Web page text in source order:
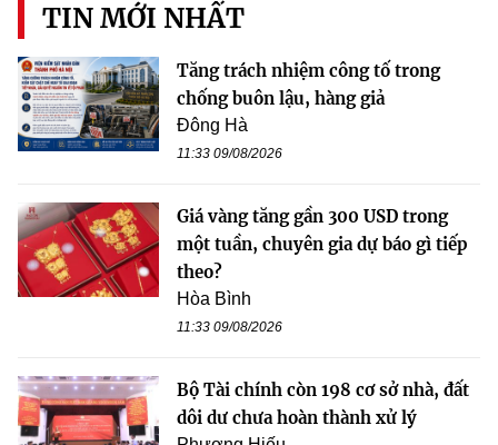
TIN MỚI NHẤT
Tăng trách nhiệm công tố trong
chống buôn lậu, hàng giả
Đông Hà
11:33 09/08/2026
Giá vàng tăng gần 300 USD trong
một tuần, chuyên gia dự báo gì tiếp
theo?
Hòa Bình
11:33 09/08/2026
Bộ Tài chính còn 198 cơ sở nhà, đất
dôi dư chưa hoàn thành xử lý